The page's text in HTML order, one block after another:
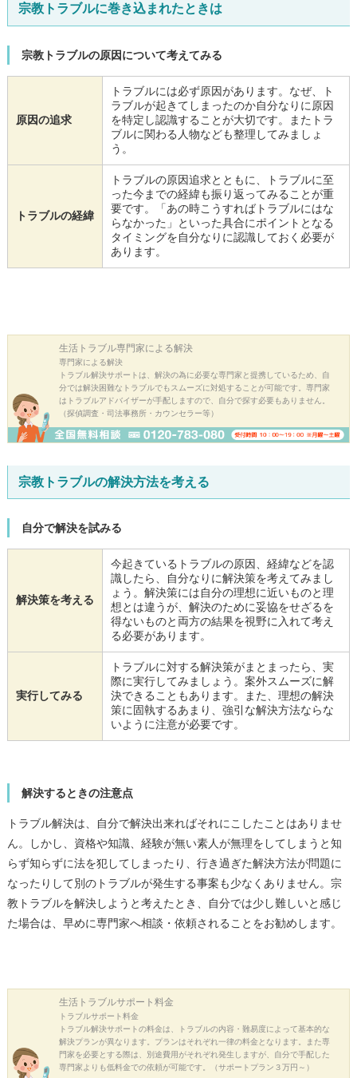
宗教トラブルに巻き込まれたときは
宗教トラブルの原因について考えてみる
原因の追求
トラブルには必ず原因があります。なぜ、ト
ラブルが起きてしまったのか自分なりに原因
を特定し認識することが大切です。またトラ
ブルに関わる人物なども整理してみましょ
う。
トラブルの経緯
トラブルの原因追求とともに、トラブルに至
った今までの経緯も振り返ってみることが重
要です。「あの時こうすればトラブルにはな
らなかった」といった具合にポイントとなる
タイミングを自分なりに認識しておく必要が
あります。
生活トラブル専門家による解決
専門家による解決
トラブル解決サポートは、解決の為に必要な専門家と提携しているため、自
分では解決困難なトラブルでもスムーズに対処することが可能です。専門家
はトラブルアドバイザーが手配しますので、自分で探す必要もありません。
（探偵調査・司法事務所・カウンセラー等）
宗教トラブルの解決方法を考える
自分で解決を試みる
解決策を考える
今起きているトラブルの原因、経緯などを認
識したら、自分なりに解決策を考えてみまし
ょう。解決策には自分の理想に近いものと理
想とは違うが、解決のために妥協をせざるを
得ないものと両方の結果を視野に入れて考え
る必要があります。
実行してみる
トラブルに対する解決策がまとまったら、実
際に実行してみましょう。案外スムーズに解
決できることもあります。また、理想の解決
策に固執するあまり、強引な解決方法ならな
いように注意が必要です。
解決するときの注意点
トラブル解決は、自分で解決出来ればそれにこしたことはありませ
ん。しかし、資格や知識、経験が無い素人が無理をしてしまうと知
らず知らずに法を犯してしまったり、行き過ぎた解決方法が問題に
なったりして別のトラブルが発生する事案も少なくありません。宗
教トラブルを解決しようと考えたとき、自分では少し難しいと感じ
た場合は、早めに専門家へ相談・依頼されることをお勧めします。
生活トラブルサポート料金
トラブルサポート料金
トラブル解決サポートの料金は、トラブルの内容・難易度によって基本的な
解決プランが異なります。プランはそれぞれ一律の料金となります。また専
門家を必要とする際は、別途費用がそれぞれ発生しますが、自分で手配した
専門家よりも低料金での依頼が可能です。（サポートプラン３万円～）